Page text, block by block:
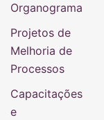
Organograma
Projetos de
Melhoria de
Processos
Capacitações
e